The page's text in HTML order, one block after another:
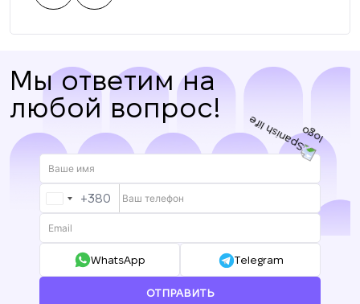
Мы ответим на
любой вопрос!
UKRAINE
+380
+380
WhatsApp Telegram
ОТПРАВИТЬ